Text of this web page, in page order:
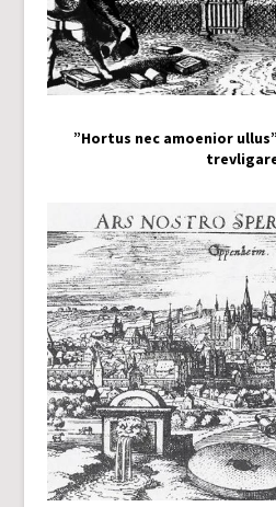
”Hortus nec amoenior